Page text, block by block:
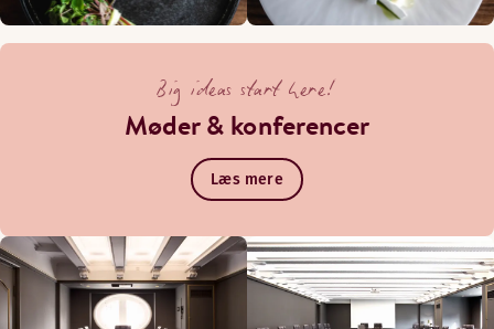
Big ideas start here!
Møder & konferencer
Læs mere